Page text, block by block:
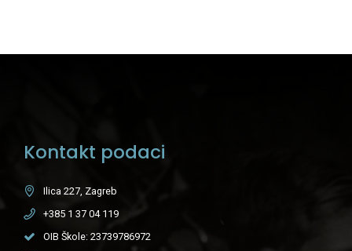
Kontakt podaci
Ilica 227, Zagreb
+385 1 37 04 119
OIB Škole: 23739786972